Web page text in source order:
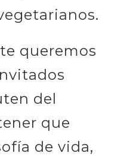
queremos
del
que
de vida,